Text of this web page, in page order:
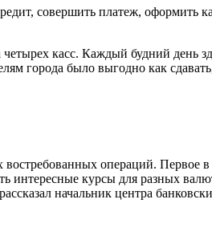
совершить платеж, оформить
касс. Каждый будний день
города было выгодно как
операций. Первое
курсы для разных
начальник центра